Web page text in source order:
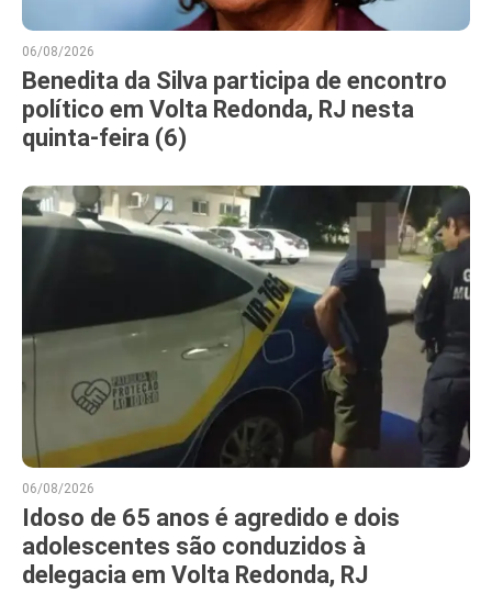
06/08/2026
Benedita da Silva participa de encontro
político em Volta Redonda, RJ nesta
quinta-feira (6)
06/08/2026
Idoso de 65 anos é agredido e dois
adolescentes são conduzidos à
delegacia em Volta Redonda, RJ